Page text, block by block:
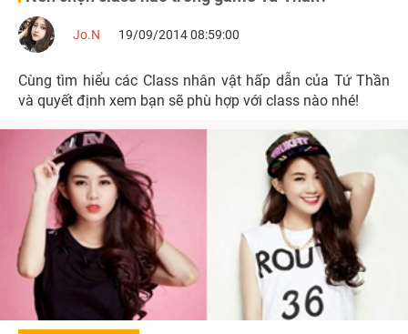
Jo.N 19/09/2014 08:59:00
Cùng tìm hiểu các Class nhân vật hấp dẫn của Tứ Thần
và quyết định xem bạn sẽ phù hợp với class nào nhé!